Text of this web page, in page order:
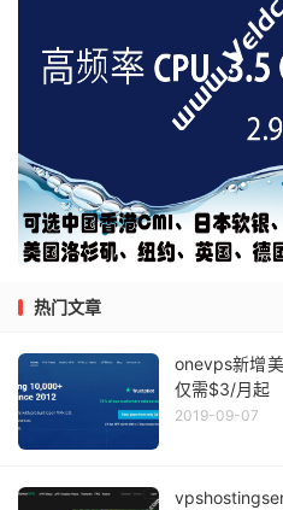
热门文章
onevps新增
仅需$3/月起
2019-09-07